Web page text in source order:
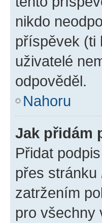
nikdo
příspěvek (ti
uživatelé
odpověděl.
Nahoru
Jak přidám
Přidat
přes stránku
zatržením
pro všechny